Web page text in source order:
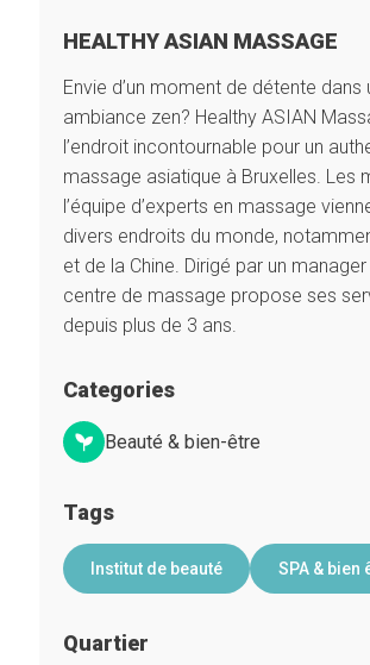
HEALTHY ASIAN MASSAGE
Envie d’un moment de détente dans
ambiance zen? Healthy ASIAN
l’endroit incontournable pour un
massage asiatique à Bruxelles. Les
l’équipe d’experts en massage
divers endroits du monde,
et de la Chine. Dirigé par un
centre de massage propose ses
depuis plus de 3 ans.
Categories
Beauté & bien-être
Tags
Institut de beauté SPA & bien
Quartier